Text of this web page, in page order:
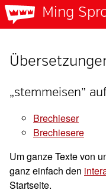
Ming
„stemmeisen”
brechieser
brechiesere
Um ganze Texte von
ganz einfach den
Startseite.